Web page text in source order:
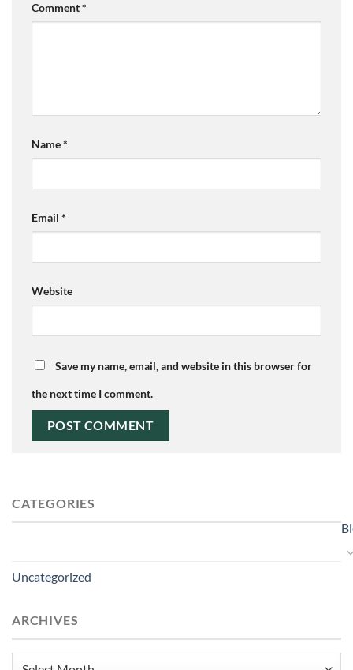
Comment*
Name*
Email *
Website
Save my name, email, and website in this browser for
the next time I comment.
CATEGORIES
Uncategorized
ARCHIVES
Archives